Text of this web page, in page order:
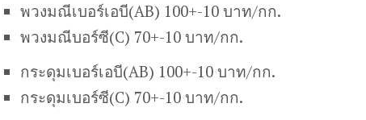
พวงมณีเบอร์เอบี(AB) 100+-10 บาท/กก.
พวงมณีบอร์ซี(C) 70+-10 บาท/กก.
กระดุมเบอร์เอบี(AB) 100+-10 บาท/กก.
กระดุมเบอร์ซี(C) 70+-10 บาท/กก.